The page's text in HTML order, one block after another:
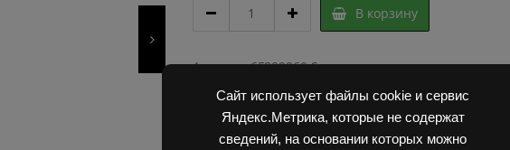
Сайт использует файлы cookie и сервис
Яндекс.Метрика, которые не содержат
сведений, на основании которых можно
ЦБСД
quantity
В корзину
Артикул:6F809960 Super
1792, 1788, 1794, 1784, 1786